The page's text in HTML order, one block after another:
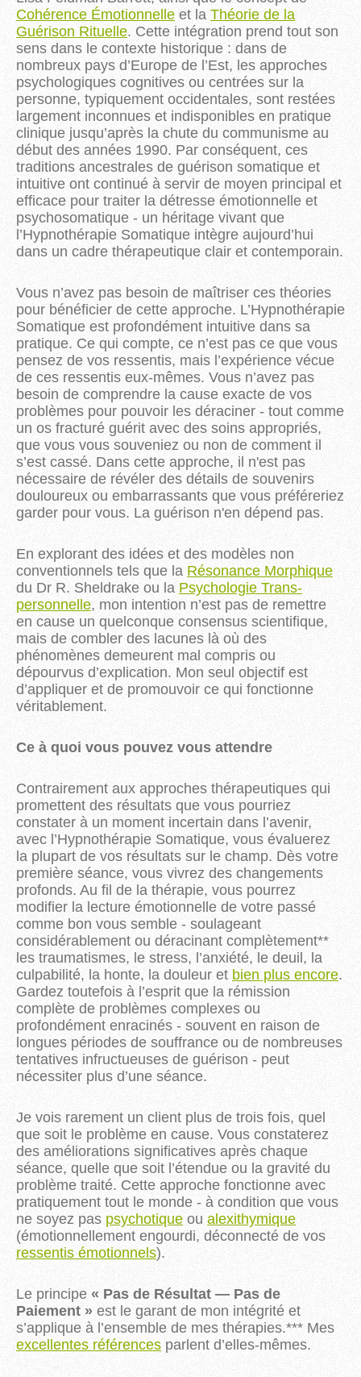
Cohérence Émotionnelle et la Théorie de la
Guérison Rituelle. Cette intégration prend tout son
sens dans le contexte historique : dans de
nombreux pays d’Europe de l’Est, les approches
psychologiques cognitives ou centrées sur la
personne, typiquement occidentales, sont restées
largement inconnues et indisponibles en pratique
clinique jusqu’après la chute du communisme au
début des années 1990. Par conséquent, ces
traditions ancestrales de guérison somatique et
intuitive ont continué à servir de moyen principal et
efficace pour traiter la détresse émotionnelle et
psychosomatique - un héritage vivant que
l’Hypnothérapie Somatique intègre aujourd’hui
dans un cadre thérapeutique clair et contemporain.
Vous n’avez pas besoin de maîtriser ces théories
pour bénéficier de cette approche. L’Hypnothérapie
Somatique est profondément intuitive dans sa
pratique. Ce qui compte, ce n’est pas ce que vous
pensez de vos ressentis, mais l’expérience vécue
de ces ressentis eux-mêmes. Vous n’avez pas
besoin de comprendre la cause exacte de vos
problèmes pour pouvoir les déraciner - tout comme
un os fracturé guérit avec des soins appropriés,
que vous vous souveniez ou non de comment il
s’est cassé. Dans cette approche, il n'est pas
nécessaire de révéler des détails de souvenirs
douloureux ou embarrassants que vous préféreriez
garder pour vous. La guérison n'en dépend pas.
En explorant des idées et des modèles non
conventionnels tels que la Résonance Morphique
du Dr R. Sheldrake ou la Psychologie Trans-
personnelle, mon intention n’est pas de remettre
en cause un quelconque consensus scientifique,
mais de combler des lacunes là où des
phénomènes demeurent mal compris ou
dépourvus d’explication. Mon seul objectif est
d’appliquer et de promouvoir ce qui fonctionne
véritablement.
Ce à quoi vous pouvez vous attendre
Contrairement aux approches thérapeutiques qui
promettent des résultats que vous pourriez
constater à un moment incertain dans l’avenir,
avec l’Hypnothérapie Somatique, vous évaluerez
la plupart de vos résultats sur le champ. Dès votre
première séance, vous vivrez des changements
profonds. Au fil de la thérapie, vous pourrez
modifier la lecture émotionnelle de votre passé
comme bon vous semble - soulageant
considérablement ou déracinant complètement**
les traumatismes, le stress, l’anxiété, le deuil, la
culpabilité, la honte, la douleur et bien plus encore.
Gardez toutefois à l’esprit que la rémission
complète de problèmes complexes ou
profondément enracinés - souvent en raison de
longues périodes de souffrance ou de nombreuses
tentatives infructueuses de guérison - peut
nécessiter plus d’une séance.
Je vois rarement un client plus de trois fois, quel
que soit le problème en cause. Vous constaterez
des améliorations significatives après chaque
séance, quelle que soit l’étendue ou la gravité du
problème traité. Cette approche fonctionne avec
pratiquement tout le monde - à condition que vous
ne soyez pas psychotique ou alexithymique
(émotionnellement engourdi, déconnecté de vos
ressentis émotionnels).
Le principe « Pas de Résultat — Pas de
Paiement » est le garant de mon intégrité et
s’applique à l’ensemble de mes thérapies.*** Mes
excellentes références parlent d’elles-mêmes.